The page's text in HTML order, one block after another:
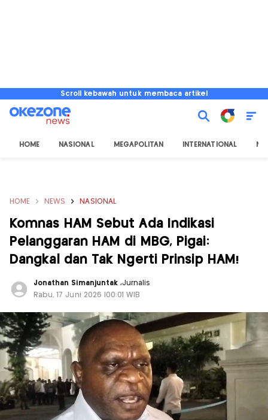
Scroll kebawah untuk membaca artikel
HOME NASIONAL MEGAPOLITAN INTERNATIONAL
HOME NEWS NASIONAL
Komnas HAM Sebut Ada Indikasi
Pelanggaran HAM di MBG, Pigai:
Dangkal dan Tak Ngerti Prinsip HAM!
Jonathan Simanjuntak,Jurnalis
Rabu, 17 Juni 2026 |00:01 WIB